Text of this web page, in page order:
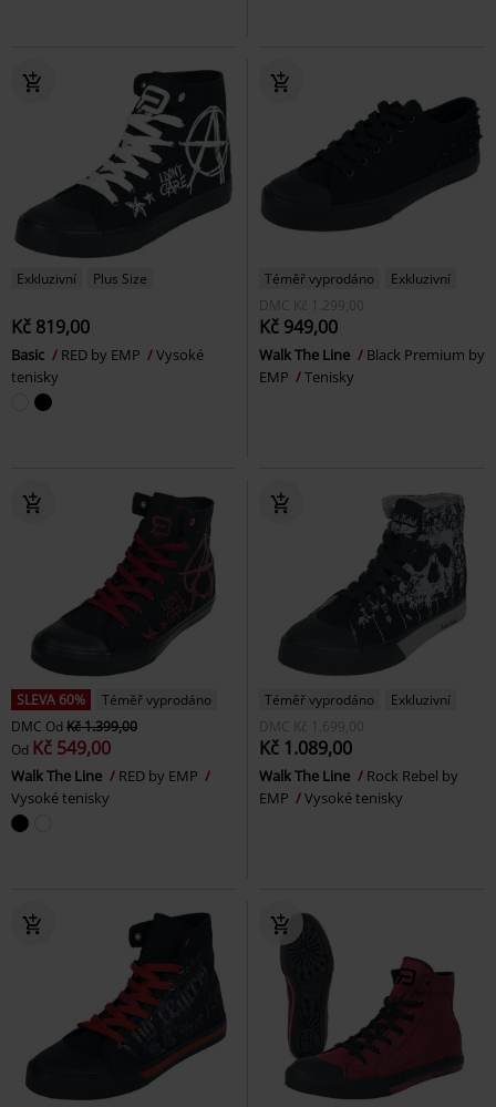
Exkluzivní Plus Size
Kč 819,00
Basic RED by EMP
Vysoké
tenisky
Téměř vyprodáno
Exkluzivní
DMC
Kč 1.299,00
Kč 949,00
Walk The Line
Black Premium by
EMP
Tenisky
SLEVA 60%
Téměř vyprodáno
DMC Od Kč 1.399,00
Od Kč 549,00
Walk The Line
RED by EMP
Vysoké tenisky
Téměř vyprodáno
Exkluzivní
DMC
Kč 1.699,00
Kč 1.089,00
Walk The Line
Rock Rebel by
EMP
Vysoké tenisky